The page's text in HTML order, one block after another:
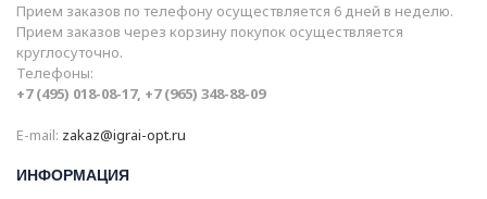
Прием заказов по телефону осуществляется 6 дней в неделю.
Прием заказов через корзину покупок осуществляется
круглосуточно.
Телефоны:
+7 (495) 018-08-17, +7 (965) 348-88-09
E-mail: zakaz@igrai-opt.ru
ИНФОРМАЦИЯ